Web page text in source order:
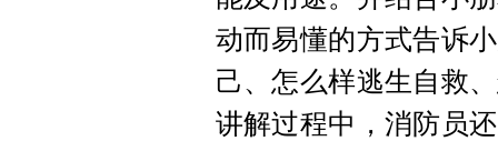
动而易懂的方式告诉
己、怎么样逃生自救
讲解过程中，消防员